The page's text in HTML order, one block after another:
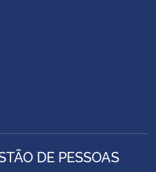
DE PESSOAS